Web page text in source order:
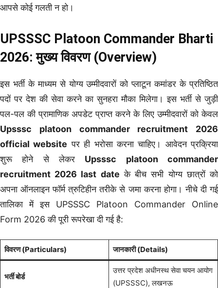
आपसे कोई गलती न हो।
UPSSSC Platoon Commander Bharti
2026: मुख्य विवरण (Overview)
इस भर्ती के माध्यम से योग्य उम्मीदवारों को प्लाटून कमांडर के प्रतिष्ठित
पदों पर देश की सेवा करने का सुनहरा मौका मिलेगा। इस भर्ती से जुड़ी
पल-पल की प्रामाणिक अपडेट प्राप्त करने के लिए उम्मीदवारों को केवल
Upsssc platoon commander recruitment 2026
official website पर ही भरोसा करना चाहिए। आवेदन प्रक्रिया
शुरू होने से लेकर Upsssc platoon commander
recruitment 2026 last date के बीच सभी योग्य छात्रों को
अपना ऑनलाइन फॉर्म त्रुटिहीन तरीके से जमा करना होगा। नीचे दी गई
तालिका में इस UPSSSC Platoon Commander Online
Form 2026 की पूरी रूपरेखा दी गई है:
विवरण (Particulars) जानकारी (Details)
भर्ती बोर्ड
उत्तर प्रदेश अधीनस्थ सेवा चयन आयोग
(UPSSSC), लखनऊ